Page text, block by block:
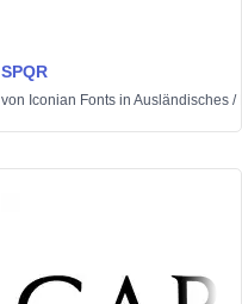
SPQR
von Iconian Fonts in Ausländisches /